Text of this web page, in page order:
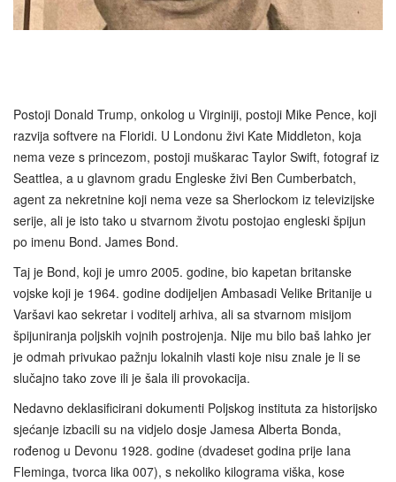
Postoji Donald Trump, onkolog u Virginiji, postoji Mike Pence, koji
razvija softvere na Floridi. U Londonu živi Kate Middleton, koja
nema veze s princezom, postoji muškarac Taylor Swift, fotograf iz
Seattlea, a u glavnom gradu Engleske živi Ben Cumberbatch,
agent za nekretnine koji nema veze sa Sherlockom iz televizijske
serije, ali je isto tako u stvarnom životu postojao engleski špijun
po imenu Bond. James Bond.
Taj je Bond, koji je umro 2005. godine, bio kapetan britanske
vojske koji je 1964. godine dodijeljen Ambasadi Velike Britanije u
Varšavi kao sekretar i voditelj arhiva, ali sa stvarnom misijom
špijuniranja poljskih vojnih postrojenja. Nije mu bilo baš lahko jer
je odmah privukao pažnju lokalnih vlasti koje nisu znale je li se
slučajno tako zove ili je šala ili provokacija.
Nedavno deklasificirani dokumenti Poljskog instituta za historijsko
sjećanje izbacili su na vidjelo dosje Jamesa Alberta Bonda,
rođenog u Devonu 1928. godine (dvadeset godina prije Iana
Fleminga, tvorca lika 007), s nekoliko kilograma viška, kose